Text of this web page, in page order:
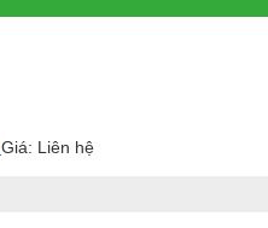
Giá: Liên hệ